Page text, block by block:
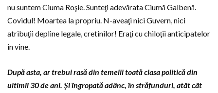
nu suntem Ciuma Roşie. Sunteţi adevărata Ciumă Galbenă.
Covidul! Moartea la propriu. N-aveaţi nici Guvern, nici
atribuţii depline legale, cretinilor! Eraţi cu chiloţii anticipatelor
în vine.
După asta, ar trebui rasă din temelii toată clasa politică din
ultimii 30 de ani. Şi îngropată adânc, în străfunduri, atât cât